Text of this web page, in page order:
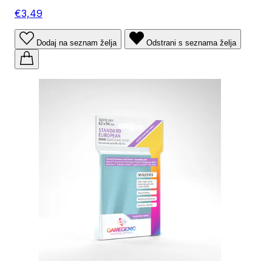
€3,49
Dodaj na seznam želja Odstrani s seznama želja